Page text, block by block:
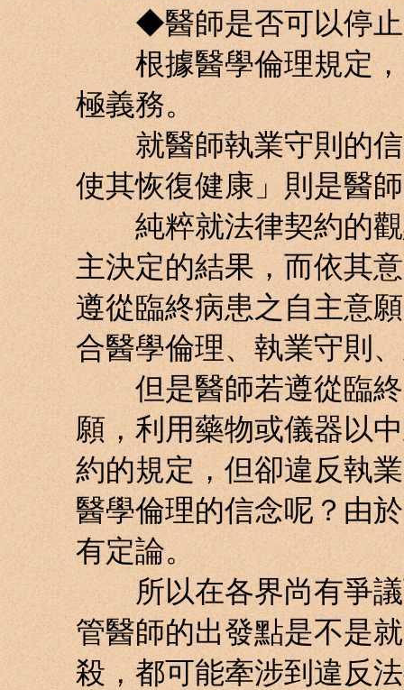
◆醫師是否可以停止
根據醫學倫理規定，
極義務。
就醫師執業守則的信
使其恢復健康」則是醫
純粹就法律契約的觀
主決定的結果，而依其
遵從臨終病患之自主意
合醫學倫理、執業守則
但是醫師若遵從臨終
願，利用藥物或儀器以
約的規定，但卻違反執
醫學倫理的信念呢？由
有定論。
所以在各界尚有爭議
管醫師的出發點是不是
殺，都可能牽涉到違反